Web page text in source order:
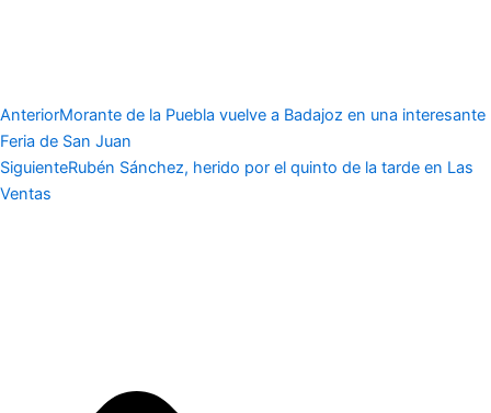
AnteriorMorante de la Puebla vuelve a Badajoz en una interesante
Feria de San Juan
SiguienteRubén Sánchez, herido por el quinto de la tarde en Las
Ventas